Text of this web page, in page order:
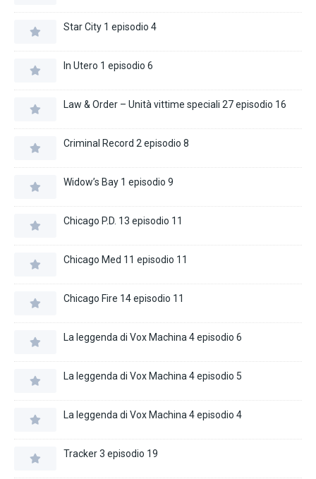
Star City 1 episodio 4
In Utero 1 episodio 6
Law & Order – Unità vittime speciali 27 episodio 16
Criminal Record 2 episodio 8
Widow’s Bay 1 episodio 9
Chicago P.D. 13 episodio 11
Chicago Med 11 episodio 11
Chicago Fire 14 episodio 11
La leggenda di Vox Machina 4 episodio 6
La leggenda di Vox Machina 4 episodio 5
La leggenda di Vox Machina 4 episodio 4
Tracker 3 episodio 19